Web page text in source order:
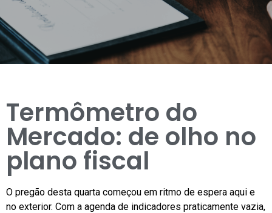
Termômetro do
Mercado: de olho no
plano fiscal
O pregão desta quarta começou em ritmo de espera aqui e
no exterior. Com a agenda de indicadores praticamente vazia,